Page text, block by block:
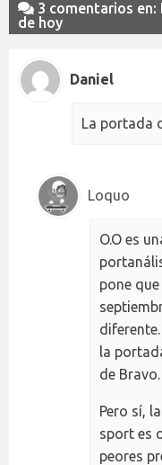
3 comentarios en:
de hoy
Daniel
La portada
Loquo
O.O es
pone
la
de Bravo.
Pero sí,
sport es
peores